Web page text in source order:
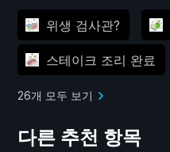
위생 검사관?
스테이크 조리 완료
26개 모두 보기
다른 추천 항목